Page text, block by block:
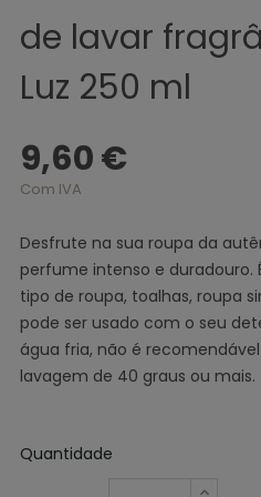
de lavar
Luz 250 ml
9,60 €
Com IVA
Desfrute na sua roupa da
perfume intenso e duradouro.
tipo de roupa, toalhas, roupa
pode ser usado com o seu
água fria, não é
lavagem de 40 graus ou mais.
Quantidade